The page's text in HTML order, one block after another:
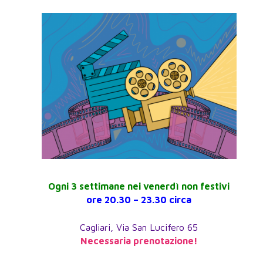
Ogni 3 settimane nei venerdì non festivi
ore 20.30 – 23.30 circa
Cagliari, Via San Lucifero 65
Necessaria prenotazione!